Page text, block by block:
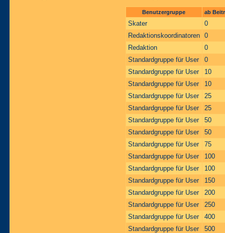
Benutzergruppe ab
Skater
0
Redaktionskoordinatoren
0
Redaktion
0
Standardgruppe für User
0
Standardgruppe für User
10
Standardgruppe für User
10
Standardgruppe für User
25
Standardgruppe für User
25
Standardgruppe für User
50
Standardgruppe für User
50
Standardgruppe für User
75
Standardgruppe für User
100
Standardgruppe für User
100
Standardgruppe für User
150
Standardgruppe für User
200
Standardgruppe für User
250
Standardgruppe für User
400
Standardgruppe für User
500